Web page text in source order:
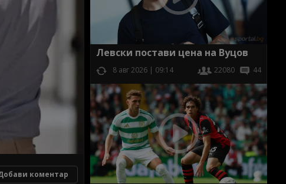
коментар
Левски постави цена на Вуцов
8 авг 2026 | 09:14 22080 44